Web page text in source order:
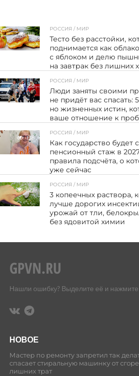
88
РОССИЯ / МИР
Тесто без расстойки,
поднимается как
с яблоком и делю
на завтрак без лишних
58
РОССИЯ / МИР
Люди заняты своими
не придёт вас спасать:
но жизненных истин,
ваше отношение к
138
РОССИЯ / МИР
Как государство будет
пенсионный стаж в
правила подсчёта, о
уже сейчас
109
РОССИЯ / МИР
3 копеечных раствора,
лучше дорогих
урожай от тли,
без ядовитой химии
Нашли ошибку? Выделите её и нажмите
НОВОЕ
Мастер по ремонту запретил так
спасает стиральную машинку от
лишних трат